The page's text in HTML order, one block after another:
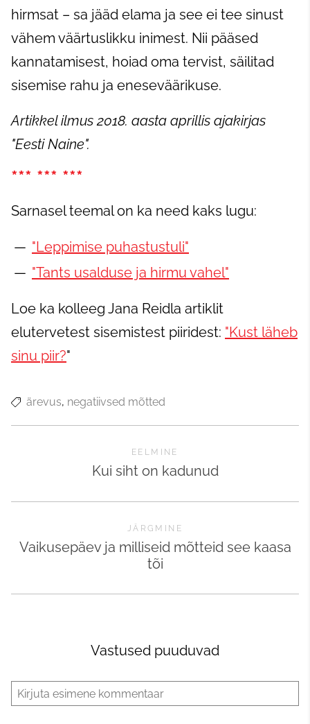
hirmsat – sa jääd elama ja see ei tee sinust
vähem väärtuslikku inimest. Nii pääsed
kannatamisest, hoiad oma tervist, säilitad
sisemise rahu ja eneseväärikuse.
Artikkel ilmus 2018. aasta aprillis ajakirjas
"Eesti Naine".
*** *** ***
Sarnasel teemal on ka need kaks lugu:
"Leppimise puhastustuli"
"Tants usalduse ja hirmu vahel"
Loe ka kolleeg Jana Reidla artiklit
elutervetest sisemistest piiridest: "Kust läheb
sinu piir?"
ärevus negatiivsed mõtted
EELMINE
Kui siht on kadunud
JÄRGMINE
Vaikusepäev ja milliseid mõtteid see kaasa
tõi
Vastused puuduvad